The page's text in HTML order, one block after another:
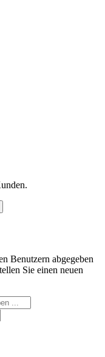
Benutzern abgegeben
Sie einen neuen